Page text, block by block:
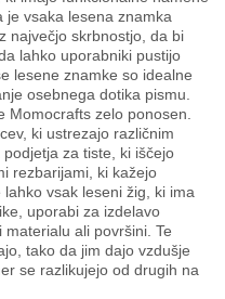
je vsaka lesena znamka
največjo skrbnostjo, da bi
lahko uporabniki pustijo
lesene znamke so idealne
osebnega dotika pismu.
Momocrafts zelo ponosen.
ki ustrezajo različnim
za tiste, ki iščejo
rezbarijami, ki kažejo
vsak leseni žig, ki ima
uporabi za izdelavo
ali površini. Te
tako da jim dajo vzdušje
se razlikujejo od drugih na